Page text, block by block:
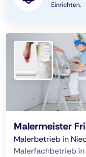
Einrichten.
Malermeister
Malerbetrieb in
Malerfachbetrieb